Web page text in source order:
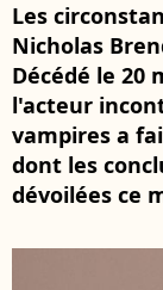
Les
Nicholas
Décédé le 20
l'acteur
vampires a
dont les
dévoilées ce